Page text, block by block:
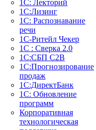
1С: Лекторий
1С:Лизинг
1С: Распознавание
речи
1C-Ритейл Чекер
1С : Сверка 2.0
1С:СБП C2B
1С:Прогнозирование
продаж
1С:ДиректБанк
1С: Обновление
программ
Корпоративная
технологическая